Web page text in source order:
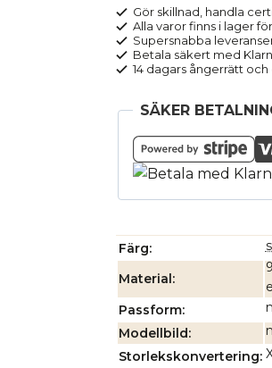
SOLISA
svart
mängd
Gör skillnad, handla
Alla varor finns i lager
Supersnabba
Betala säkert med
14 dagars ångerrätt
SÄKER
Färg
Material
Passform
Modellbild
Storlekskonvertering